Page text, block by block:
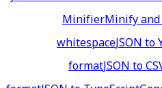
MinifierMinify
whitespaceJSON to
formatJSON to